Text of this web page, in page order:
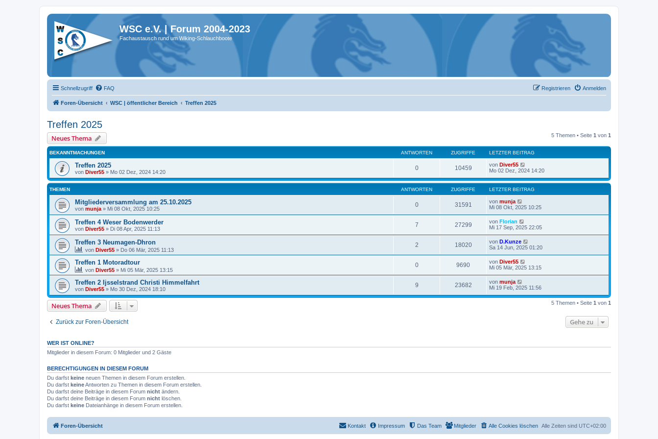
WSC e.V. | Forum 2004-2023
Fachaustausch rund um Wiking-Schlauchboote
Schnellzugriff FAQ Anmelden
Registrieren
Foren-Übersicht WSC | öffentlicher Bereich Treffen 2025
Treffen 2025
Neues Thema 5 Themen • Seite 1 von 1
BEKANNTMACHUNGEN ANTWORTEN ZUGRIFFE LETZTER BEITRAG
Treffen 2025
von Diver55 » Mo 02 Dez, 2024 14:20
0 10459 von Diver55
Mo 02 Dez, 2024 14:20
THEMEN ANTWORTEN ZUGRIFFE LETZTER BEITRAG
Mitgliederversammlung am 25.10.2025
von munja » Mi 08 Okt, 2025 10:25
0 31591 von munja
Mi 08 Okt, 2025 10:25
Treffen 4 Weser Bodenwerder
von Diver55 » Di 08 Apr, 2025 11:13
7 27299 von Florian
Mi 17 Sep, 2025 22:05
Treffen 3 Neumagen-Dhron
von Diver55 » Do 06 Mär, 2025 11:13
2 18020 von D.Kunze
Sa 14 Jun, 2025 01:20
Treffen 1 Motoradtour
von Diver55 » Mi 05 Mär, 2025 13:15
0 9690 von Diver55
Mi 05 Mär, 2025 13:15
Treffen 2 Ijsselstrand Christi Himmelfahrt
von Diver55 » Mo 30 Dez, 2024 18:10
9 23682 von munja
Mi 19 Feb, 2025 11:56
Neues Thema 5 Themen • Seite 1 von 1
Zurück zur Foren-Übersicht Gehe zu
WER IST ONLINE?
Mitglieder in diesem Forum: 0 Mitglieder und 2 Gäste
BERECHTIGUNGEN IN DIESEM FORUM
Du darfst keine neuen Themen in diesem Forum erstellen.
Du darfst keineAntworten zu Themen in diesem Forum erstellen.
Du darfst deine Beiträge in diesem Forum nicht ändern.
Du darfst deine Beiträge in diesem Forum nicht löschen.
Du darfst keine Dateianhänge in diesem Forum erstellen.
Foren-Übersicht Alle Zeiten sind UTC+02:00
Alle Cookies löschen
Mitglieder
Das Team
Impressum
Kontakt